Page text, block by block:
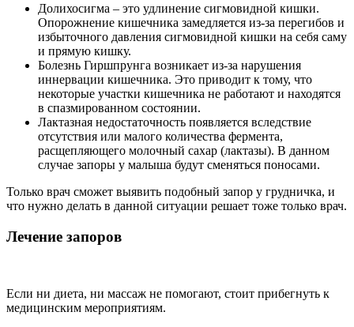
Долихосигма – это удлинение сигмовидной кишки.
Опорожнение кишечника замедляется из-за перегибов и
избыточного давления сигмовидной кишки на себя саму
и прямую кишку.
Болезнь Гиршпрунга возникает из-за нарушения
иннервации кишечника. Это приводит к тому, что
некоторые участки кишечника не работают и находятся
в спазмированном состоянии.
Лактазная недостаточность появляется вследствие
отсутствия или малого количества фермента,
расщепляющего молочный сахар (лактазы). В данном
случае запоры у малыша будут сменяться поносами.
Только врач сможет выявить подобный запор у грудничка, и
что нужно делать в данной ситуации решает тоже только врач.
Лечение запоров
Если ни диета, ни массаж не помогают, стоит прибегнуть к
медицинским мероприятиям.